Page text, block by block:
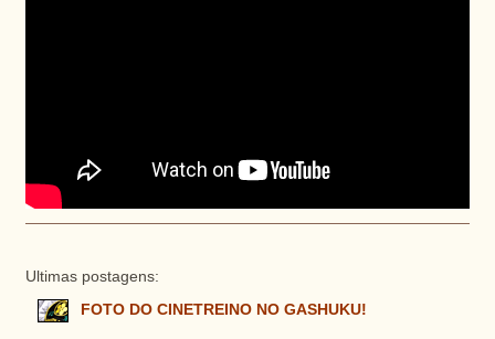
Ultimas postagens:
FOTO DO CINETREINO NO GASHUKU!